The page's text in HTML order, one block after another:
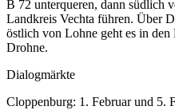
B 72 unterqueren, dann südlich
Landkreis Vechta führen. Über
östlich von Lohne geht es in
Drohne.
Dialogmärkte
Cloppenburg: 1. Februar und 5.